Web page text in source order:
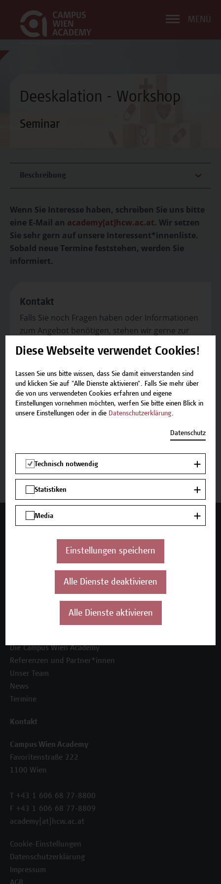
MENÜ
Deeskalation - Workshop
Seminar
Beschreibung
Wenn Sie Interesse haben, schreiben Sie uns bitte
eine E-Mail an academy[at]hcw.ac.at. Wir setzen
Sie sehr gern auf unsere Interessent*innenliste.
Sobald neue Termine feststehen, werden Sie
informiert.
Kontakt
Falls Sie noch Fragen haben oder Informationen
zum Angebot benötigen, stehen wir gerne zur
Verfügung.
E-Mail: academy[at]hcw.ac.at
Tel.: +43 1 606 6877-8800
Termine und Anmeldung
Mehr Infos gewünscht?
Seminare und Zertifikatsprogramme
Inhouse-Weiterbildung
Beratungsleistungen
Die Campus Wien Academy
Referenzen und Partner*innen
Unser Team
News
Termine
Kontakt
Campus Wien Academy
Favoritenstraße 222
1100 Wien
T +43 1 606 68 77-8800
F +43 1 606 68 77-8809
academy[at]hcw.ac.at
Cookie-Einstellungen
Datenschutzerklärung
Impressum
Diese Webseite verwendet Cookies!
Lassen Sie uns bitte wissen, dass Sie damit einverstanden sind
und klicken Sie auf "Alle Dienste aktivieren". Falls Sie mehr über
die von uns verwendeten Cookies erfahren und eigene
Einstellungen vornehmen möchten, werfen Sie bitte einen Blick in
unsere Einstellungen oder in die Datenschutzerklärung.
Datenschutz
Technisch notwendig
Statistiken
Media
Einstellungen speichern
Alle Dienste deaktivieren
Alle Dienste aktivieren